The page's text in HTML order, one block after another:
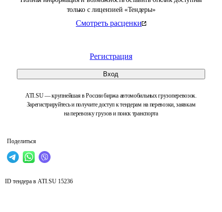
только с лицензией «Тендеры»
Смотреть расценки
Регистрация
Вход
ATI.SU — крупнейшая в России биржа автомобильных грузоперевозок.
Зарегистрируйтесь и получите доступ к тендерам на перевозки, заявкам
на перевозку грузов и поиск транспорта
Поделиться
ID тендера в ATI.SU 15236